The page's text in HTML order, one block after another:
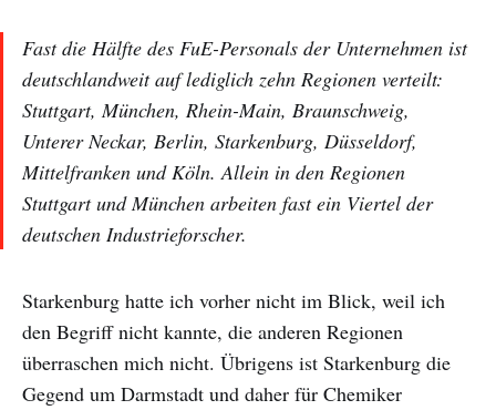
Fast die Hälfte des FuE-Personals der Unternehmen ist
deutschlandweit auf lediglich zehn Regionen verteilt:
Stuttgart, München, Rhein-Main, Braunschweig,
Unterer Neckar, Berlin, Starkenburg, Düsseldorf,
Mittelfranken und Köln. Allein in den Regionen
Stuttgart und München arbeiten fast ein Viertel der
deutschen Industrieforscher.
Starkenburg hatte ich vorher nicht im Blick, weil ich
den Begriff nicht kannte, die anderen Regionen
überraschen mich nicht. Übrigens ist Starkenburg die
Gegend um Darmstadt und daher für Chemiker